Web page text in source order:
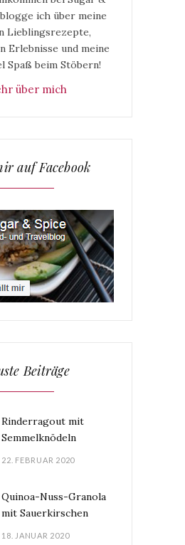
ich über meine
Lieblingsrezepte,
Erlebnisse und meine
Spaß beim Stöbern!
über mich
auf Facebook
Beiträge
Rinderragout mit
Semmelknödeln
22. FEBRUAR 2020
Quinoa-Nuss-Granola
mit Sauerkirschen
18. JANUAR 2020